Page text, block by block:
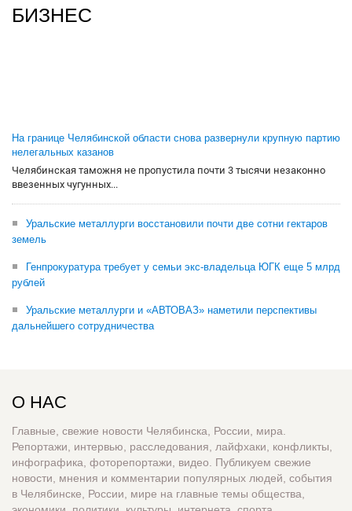
БИЗНЕС
На границе Челябинской области снова развернули крупную партию
нелегальных казанов
Челябинская таможня не пропустила почти 3 тысячи незаконно
ввезенных чугунных...
Уральские металлурги восстановили почти две сотни гектаров
земель
Генпрокуратура требует у семьи экс-владельца ЮГК еще 5 млрд
рублей
Уральские металлурги и «АВТОВАЗ» наметили перспективы
дальнейшего сотрудничества
О НАС
Главные, свежие новости Челябинска, России, мира.
Репортажи, интервью, расследования, лайфхаки, конфликты,
инфографика, фоторепортажи, видео. Публикуем свежие
новости, мнения и комментарии популярных людей, события
в Челябинске, России, мире на главные темы общества,